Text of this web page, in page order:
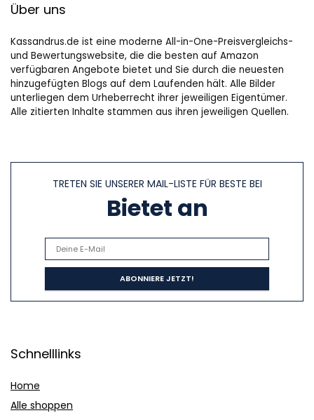
Über uns
Kassandrus.de ist eine moderne All-in-One-Preisvergleichs-
und Bewertungswebsite, die die besten auf Amazon
verfügbaren Angebote bietet und Sie durch die neuesten
hinzugefügten Blogs auf dem Laufenden hält. Alle Bilder
unterliegen dem Urheberrecht ihrer jeweiligen Eigentümer.
Alle zitierten Inhalte stammen aus ihren jeweiligen Quellen.
TRETEN SIE UNSERER MAIL-LISTE FÜR BESTE BEI
Bietet an
Schnelllinks
Home
Alle shoppen